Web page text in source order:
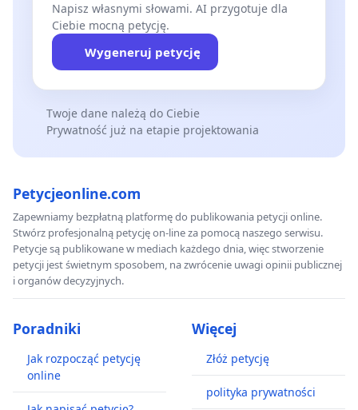
Napisz własnymi słowami. AI przygotuje dla
Ciebie mocną petycję.
Wygeneruj petycję
Twoje dane należą do Ciebie
Prywatność już na etapie projektowania
Petycjeonline.com
Zapewniamy bezpłatną platformę do publikowania petycji online.
Stwórz profesjonalną petycję on-line za pomocą naszego serwisu.
Petycje są publikowane w mediach każdego dnia, więc stworzenie
petycji jest świetnym sposobem, na zwrócenie uwagi opinii publicznej
i organów decyzyjnych.
Poradniki
Jak rozpocząć petycję
online
Więcej
Złóż petycję
polityka prywatności